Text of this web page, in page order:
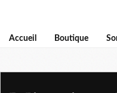
Accueil Boutique